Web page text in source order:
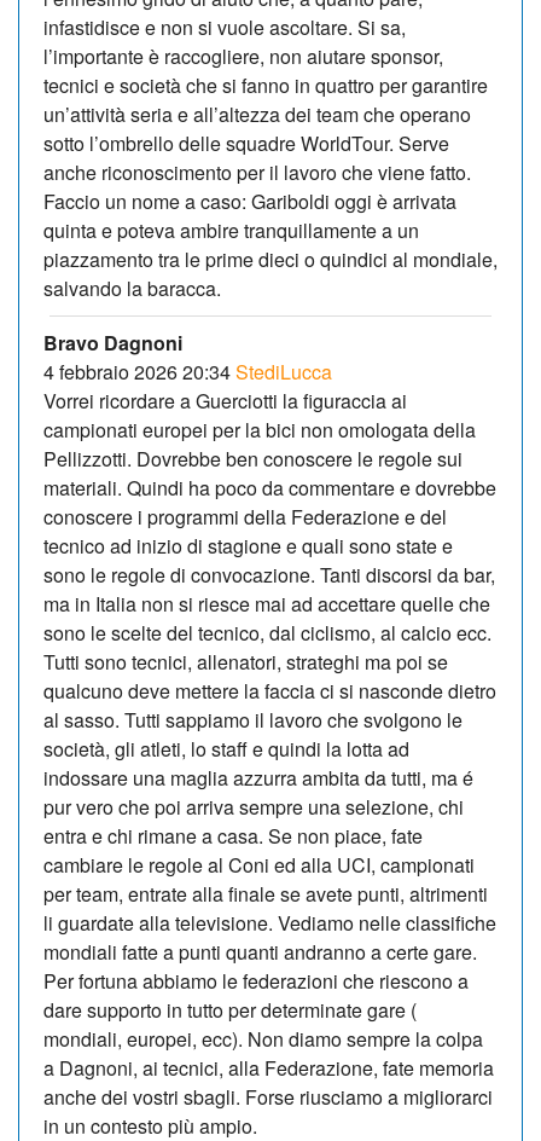
infastidisce e non si vuole ascoltare. Si sa,
l’importante è raccogliere, non aiutare sponsor,
tecnici e società che si fanno in quattro per garantire
un’attività seria e all’altezza dei team che operano
sotto l’ombrello delle squadre WorldTour. Serve
anche riconoscimento per il lavoro che viene fatto.
Faccio un nome a caso: Gariboldi oggi è arrivata
quinta e poteva ambire tranquillamente a un
piazzamento tra le prime dieci o quindici al mondiale,
salvando la baracca.
Bravo Dagnoni
4 febbraio 2026 20:34StediLucca
Vorrei ricordare a Guerciotti la figuraccia ai
campionati europei per la bici non omologata della
Pellizzotti. Dovrebbe ben conoscere le regole sui
materiali. Quindi ha poco da commentare e dovrebbe
conoscere i programmi della Federazione e del
tecnico ad inizio di stagione e quali sono state e
sono le regole di convocazione. Tanti discorsi da bar,
ma in Italia non si riesce mai ad accettare quelle che
sono le scelte del tecnico, dal ciclismo, al calcio ecc.
Tutti sono tecnici, allenatori, strateghi ma poi se
qualcuno deve mettere la faccia ci si nasconde dietro
al sasso. Tutti sappiamo il lavoro che svolgono le
società, gli atleti, lo staff e quindi la lotta ad
indossare una maglia azzurra ambita da tutti, ma é
pur vero che poi arriva sempre una selezione, chi
entra e chi rimane a casa. Se non piace, fate
cambiare le regole al Coni ed alla UCI, campionati
per team, entrate alla finale se avete punti, altrimenti
li guardate alla televisione. Vediamo nelle classifiche
mondiali fatte a punti quanti andranno a certe gare.
Per fortuna abbiamo le federazioni che riescono a
dare supporto in tutto per determinate gare (
mondiali, europei, ecc). Non diamo sempre la colpa
a Dagnoni, ai tecnici, alla Federazione, fate memoria
anche dei vostri sbagli. Forse riusciamo a migliorarci
in un contesto più ampio.